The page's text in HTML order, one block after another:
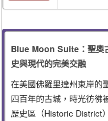
Blue Moon Suite：聖奧
史與現代的完美交融
在美國佛羅里達州東岸的
四百年的古城，時光彷彿
歷史區（Historic District